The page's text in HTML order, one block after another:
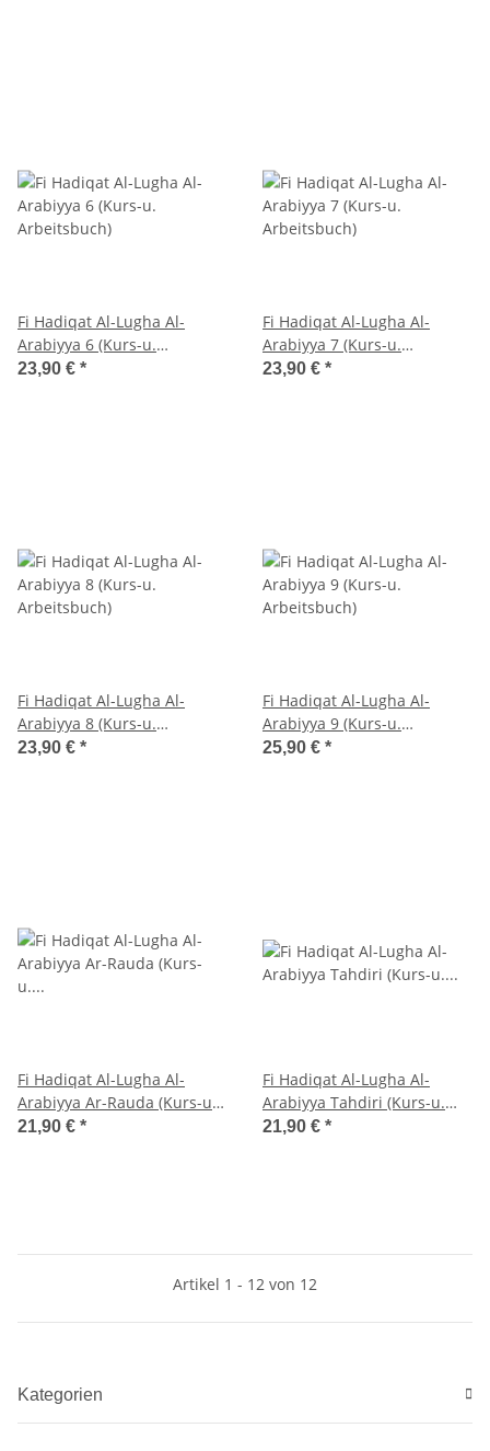
Fi Hadiqat Al-Lugha Al-
Arabiyya 6 (Kurs-u.
Arbeitsbuch)
23,90 € *
Fi Hadiqat Al-Lugha Al-
Arabiyya 7 (Kurs-u.
Arbeitsbuch)
23,90 € *
Fi Hadiqat Al-Lugha Al-
Arabiyya 8 (Kurs-u.
Arbeitsbuch)
23,90 € *
Fi Hadiqat Al-Lugha Al-
Arabiyya 9 (Kurs-u.
Arbeitsbuch)
25,90 € *
Fi Hadiqat Al-Lugha Al-
Arabiyya Ar-Rauda (Kurs-u.
Arbeitsbuch)
21,90 € *
Fi Hadiqat Al-Lugha Al-
Arabiyya Tahdiri (Kurs-u.
Arbeitsbuch)
21,90 € *
Artikel 1 - 12 von 12
Kategorien